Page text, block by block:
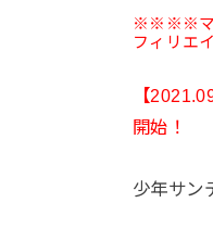
※※※※マク
フィリエ
【
開始！
少年サン